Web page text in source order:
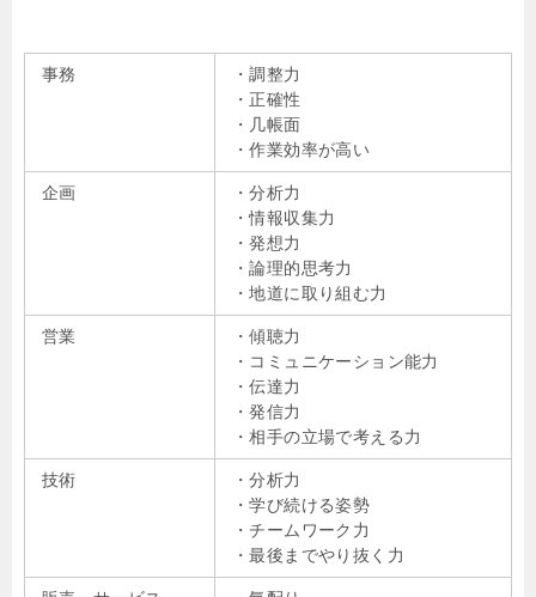
事務
・調整力
・正確性
・几帳面
・作業効率が高い
企画
・分析力
・情報収集力
・発想力
・論理的思考力
・地道に取り組む力
営業
・傾聴力
・コミュニケーション能力
・伝達力
・発信力
・相手の立場で考える力
技術
・分析力
・学び続ける姿勢
・チームワーク力
・最後までやり抜く力